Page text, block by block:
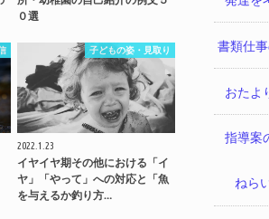
０選
子どもの姿・見取り
2022.1.23
イヤイヤ期その他における「イ
ヤ」「やって」への対応と「魚
を与えるか釣り方…
書類仕
おたよ
指導案
ねら